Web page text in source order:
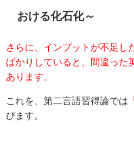
おける化石化～
さらに、インプットが不足し
ばかりしていると、間違った
あります。
これを、第二言語習得論では
びます。